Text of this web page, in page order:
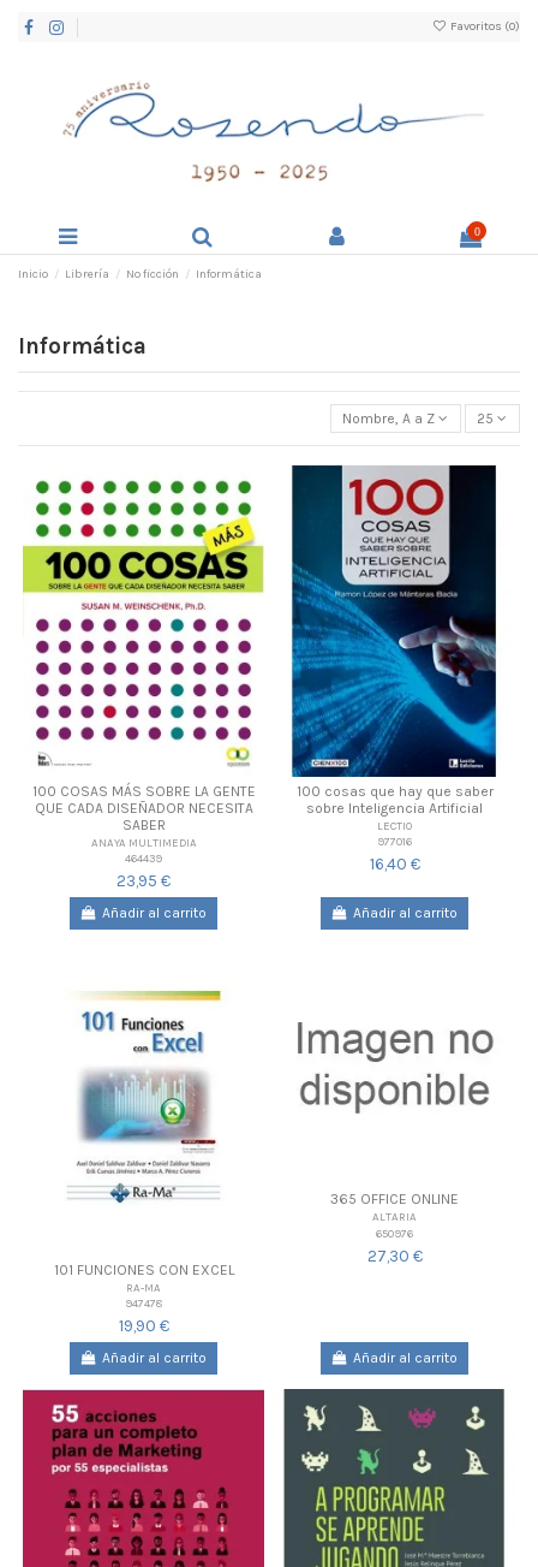
Favoritos (0)
0
Inicio Librería No ficción Informática
Informática
Nombre, A a Z 25
100 COSAS MÁS SOBRE LA GENTE
QUE CADA DISEÑADOR NECESITA
SABER
ANAYA MULTIMEDIA
464439
23,95 €
Añadir al carrito
100 cosas que hay que saber
sobre Inteligencia Artificial
LECTIO
977016
16,40 €
Añadir al carrito
101 FUNCIONES CON EXCEL
RA-MA
947478
19,90 €
Añadir al carrito
365 OFFICE ONLINE
ALTARIA
650976
27,30 €
Añadir al carrito